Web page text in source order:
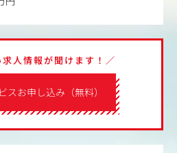
スお申し込み（無料）
人情報が聞けます！／